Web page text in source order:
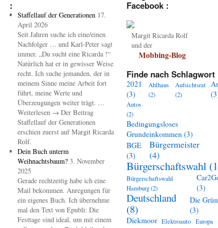
:
Staffellauf der Generationen 17.
April 2026
Seit Jahren suche ich eine/einen
Nachfolger … und Karl-Peter sagt
immer. „Du sucht eine Ricarda !“
Natürlich hat er in gewisser Weise
recht. Ich suche jemanden, der in
meinem Sinne meine Arbeit fort
führt, meine Werte und
Überzeugungen weiter trägt. …
Weiterlesen → Der Beitrag
Staffellauf der Generationen
erschien zuerst auf Margit Ricarda
Rolf.
Dein Buch unterm
Weihnachtsbaum? 3. November
2025
Gerade rechtzeitig habe ich eine
Mail bekommen. Anregungen für
ein eigenes Buch. Ich übernehme
mal den Text von Epubli: Die
Festtage sind ideal, um mit einem
Facebook :
Margit Ricarda Rolf
und der
Mobbing-Blog
Finde nach Schlagwort
2021
(3)
Ahlhaus
(2)
Aufsichtsrat
(2)
Autos
(2)
Bedingungsloses
Grundeinkommen (3)
BGE
(3)
Bürgermeister
(4)
Bürgerschaftswahl
Bürgerschaftswahl
Hamburg(2)
(3)
Deutschland
(8)
Die
(3)
Diekmoor Elektroauto Europa